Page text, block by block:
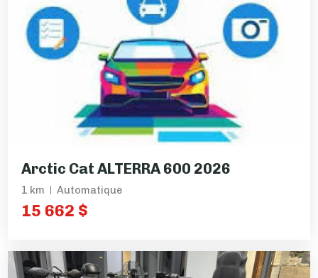
Arctic Cat ALTERRA 600 2026
1 km Automatique
15 662 $